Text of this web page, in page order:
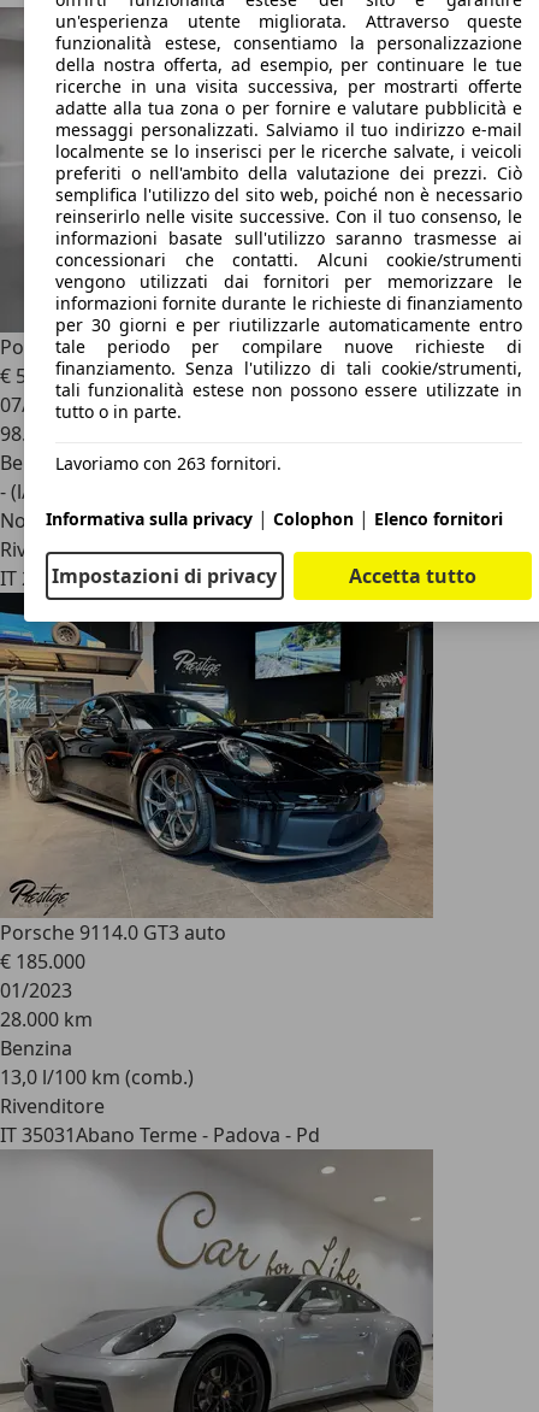
Porsche 911TARGA S 2.7 -RESTAURATA-ISCRITTA ASI
€ 59.000
07/1977
98.900 km
Benzina
- (l/100 km)
Novità
Rivenditore
IT 25010San Zeno Naviglio
Porsche 9114.0 GT3 auto
€ 185.000
01/2023
28.000 km
Benzina
13,0 l/100 km (comb.)
Rivenditore
IT 35031Abano Terme - Padova - Pd
un'esperienza utente migliorata. Attraverso queste
funzionalità estese, consentiamo la personalizzazione
della nostra offerta, ad esempio, per continuare le tue
ricerche in una visita successiva, per mostrarti offerte
adatte alla tua zona o per fornire e valutare pubblicità e
messaggi personalizzati. Salviamo il tuo indirizzo e-mail
localmente se lo inserisci per le ricerche salvate, i veicoli
preferiti o nell'ambito della valutazione dei prezzi. Ciò
semplifica l'utilizzo del sito web, poiché non è necessario
reinserirlo nelle visite successive. Con il tuo consenso, le
informazioni basate sull'utilizzo saranno trasmesse ai
concessionari che contatti. Alcuni cookie/strumenti
vengono utilizzati dai fornitori per memorizzare le
informazioni fornite durante le richieste di finanziamento
per 30 giorni e per riutilizzarle automaticamente entro
tale periodo per compilare nuove richieste di
finanziamento. Senza l'utilizzo di tali cookie/strumenti,
tali funzionalità estese non possono essere utilizzate in
tutto o in parte.
Lavoriamo con 263 fornitori.
Informativa sulla privacy | Colophon | Elenco fornitori
Impostazioni di privacy Accetta tutto